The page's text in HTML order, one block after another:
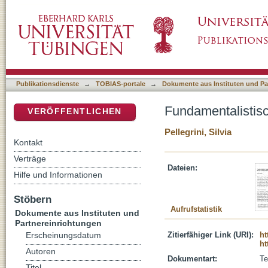
Publikationsdienste → TOBIAS-portale → Dokumente aus Instituten und
Pellegrini, Silvia
Dateien:
Aufrufstatistik
Zitierfähiger Link (URI):
Dokumentart:
VERÖFFENTLICHEN
Kontakt
Verträge
Hilfe und Informationen
Stöbern
Dokumente aus Instituten und
Partnereinrichtungen
Erscheinungsdatum
Autoren